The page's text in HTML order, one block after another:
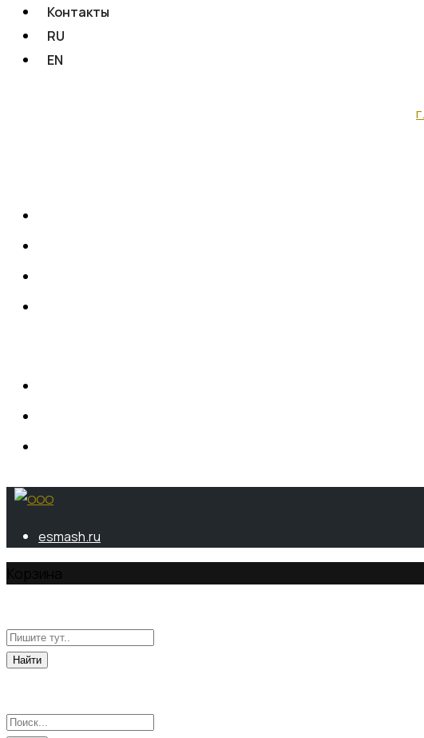
Контакты
RU
EN
esmash.ru